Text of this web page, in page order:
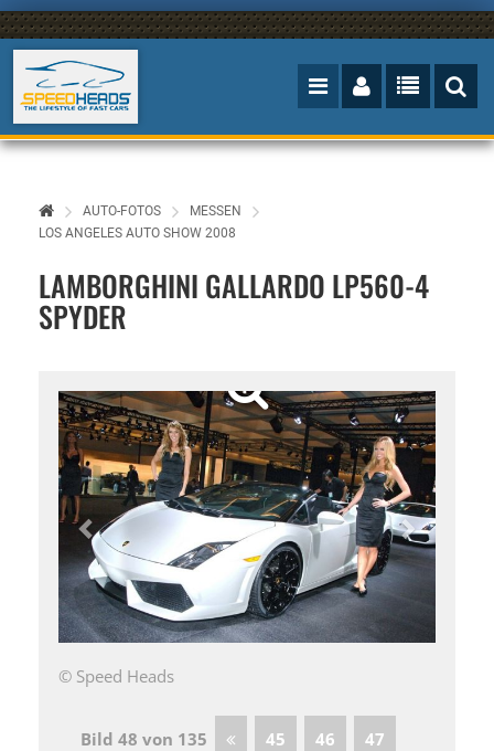
AUTO-FOTOS
MESSEN
LOS ANGELES AUTO SHOW 2008
LAMBORGHINI GALLARDO LP560-4
SPYDER
© Speed Heads
Bild 48 von 135 45 46 47